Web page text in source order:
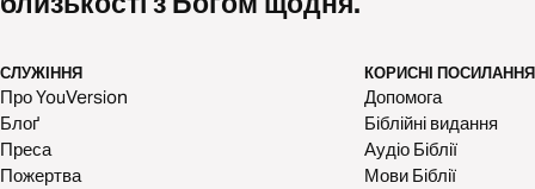
СЛУЖІННЯ
Про YouVersion
Блоґ
Преса
Пожертва
КОРИСНІ ПОСИЛАННЯ
Допомога
Біблійні видання
Аудіо Біблії
Мови Біблії